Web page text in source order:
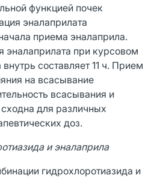
функцией почек
эналаприлата
приема эналаприла.
эналаприлата при курсовом
составляет 11 ч. Прием
на всасывание
всасывания и
для различных
доз.
и эналаприла
гидрохлоротиазида и